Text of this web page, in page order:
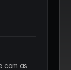
com as